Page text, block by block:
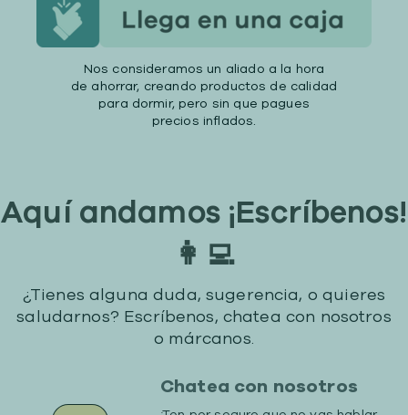
Nos consideramos un aliado a la hora
de ahorrar, creando productos de calidad
para dormir, pero sin que pagues
precios inflados.
Aquí andamos ¡Escríbenos!
👩‍💻
¿Tienes alguna duda, sugerencia, o quieres
saludarnos? Escríbenos, chatea con nosotros
o márcanos.
Chatea con nosotros